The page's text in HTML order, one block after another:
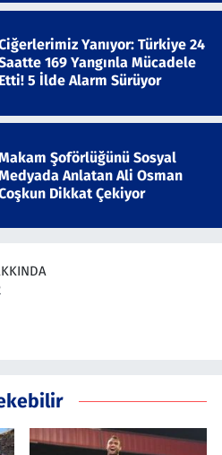
Yanıyor: Türkiye 24
169 Yangınla Mücadele
Etti! 5 İlde Alarm Sürüyor
Şoförlüğünü Sosyal
Anlatan Ali Osman
Dikkat Çekiyor